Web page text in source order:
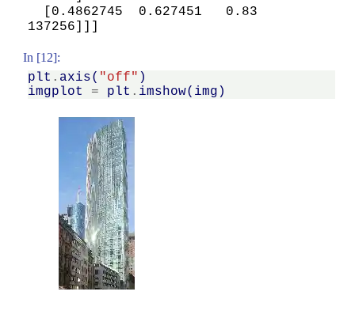
In [12]:
plt . axis( "off" )
imgplot
= plt . imshow( img )